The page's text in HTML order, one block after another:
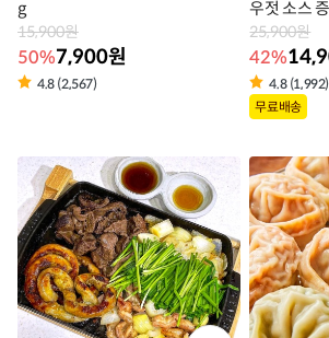
g
15,900원
50%7,900원
4.8 (2,567)
라
벨
우젓 소스
25,900원
42%
4.8 (1,992)
상
라
벨
무료배송